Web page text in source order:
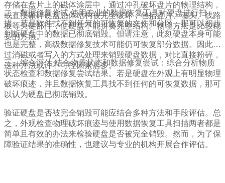
存储在盘片上的磁体涂层中，通过冲孔破坏盘片的物理结构，
或直接碾碎硬盘总体结构被完全破坏，包括盘片、磁头、线路
板等关键部件，使硬盘不能拼奏完整结构。物理方法是比较稳
妥的方法。
二、数据修复尝试 使用专业的数据恢复工具对硬盘进行扫
描。若是软件找不到任何的可恢复的文件和分区，那可以初步
判断硬盘中的数据已彻底销毁。但请注意，此刻硬盘本身可能
也是完整，高级数据修复技术可能仍可恢复部分数据。因此通
过消磁或者写入的方式处理来销毁硬盘数据，对比直接粉碎，
这种方法或许不可控因素居多。
三、综合评估 结合物质状态和数据修复尝试：综合分析物质
状态检查和数据修复尝试结果。若是硬盘在外观上有明显物理
破坏痕迹，并且数据恢复工具找不到任何的可恢复数据，那可
以认为硬盘已彻底销毁。
验证硬盘是否被完全销毁可能应结合多种方法和手段评估。总
之，外观检查物理破坏痕迹与使用数据恢复工具扫描两者都是
简单且有效的办法来检验硬盘是否被完全销毁。然而，为了保
障验证结果的准确性，也建议与专业的机构开展合作评估。